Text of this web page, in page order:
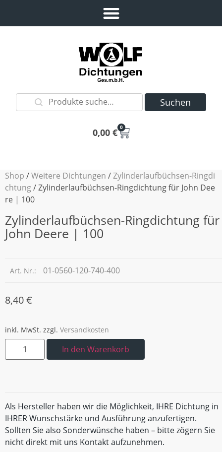
Suchen
0,00 € 0
Shop /Weitere Dichtungen /Zylinderlaufbüchsen-Ringdi
chtung/ Zylinderlaufbüchsen-Ringdichtung für John Dee
re | 100
Zylinderlaufbüchsen-Ringdichtung für
John Deere | 100
Art. Nr.: 01-0560-120-740-400
8,40€
inkl. MwSt. zzgl. Versandkosten
In den Warenkorb
Als Hersteller haben wir die Möglichkeit, IHRE Dichtung in
IHRER Wunschstärke und Ausführung anzufertigen.
Sollten Sie also Sonderwünsche haben – bitte zögern Sie
nicht direkt mit uns Kontakt aufzunehmen.